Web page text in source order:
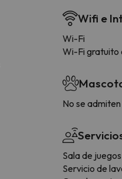
Wifi e
Wi-Fi
Wi-Fi gratuito
No se
Sala de juegos
Servicio de